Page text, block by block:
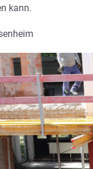
kann.